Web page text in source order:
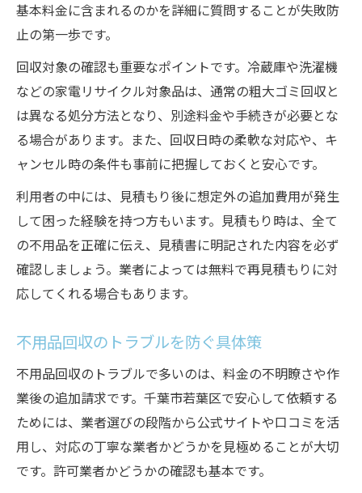
基本料金に含まれるのかを詳細に質問することが失敗防
止の第一歩です。
回収対象の確認も重要なポイントです。冷蔵庫や洗濯機
などの家電リサイクル対象品は、通常の粗大ゴミ回収と
は異なる処分方法となり、別途料金や手続きが必要とな
る場合があります。また、回収日時の柔軟な対応や、キ
ャンセル時の条件も事前に把握しておくと安心です。
利用者の中には、見積もり後に想定外の追加費用が発生
して困った経験を持つ方もいます。見積もり時は、全て
の不用品を正確に伝え、見積書に明記された内容を必ず
確認しましょう。業者によっては無料で再見積もりに対
応してくれる場合もあります。
不用品回収のトラブルを防ぐ具体策
不用品回収のトラブルで多いのは、料金の不明瞭さや作
業後の追加請求です。千葉市若葉区で安心して依頼する
ためには、業者選びの段階から公式サイトや口コミを活
用し、対応の丁寧な業者かどうかを見極めることが大切
です。許可業者かどうかの確認も基本です。